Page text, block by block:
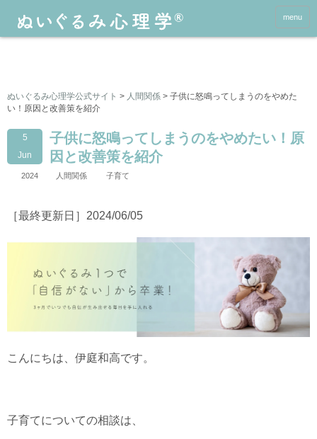
menu
ぬいぐるみ心理学公式サイト > 人間関係 > 子供に怒鳴ってしまうのをやめた
い！原因と改善策を紹介
5
Jun
子供に怒鳴ってしまうのをやめたい！原
因と改善策を紹介
2024 人間関係 子育て
［最終更新日］2024/06/05
こんにちは、伊庭和高です。
子育てについての相談は、